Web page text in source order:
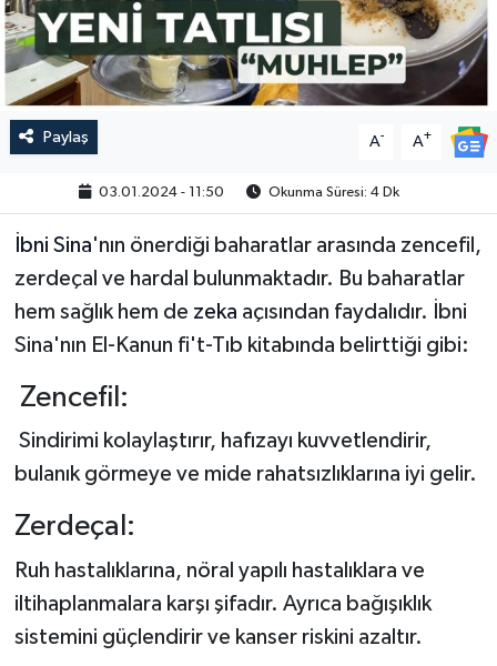
Paylaş A- A+
03.01.2024 - 11:50 Okunma Süresi: 4 Dk
İbni Sina'nın önerdiği baharatlar arasında zencefil,
zerdeçal ve hardal bulunmaktadır. Bu baharatlar
hem sağlık hem de zeka açısından faydalıdır. İbni
Sina'nın El-Kanun fi't-Tıb kitabında belirttiği gibi:
Zencefil:
Sindirimi kolaylaştırır, hafızayı kuvvetlendirir,
bulanık görmeye ve mide rahatsızlıklarına iyi gelir.
Zerdeçal:
Ruh hastalıklarına, nöral yapılı hastalıklara ve
iltihaplanmalara karşı şifadır. Ayrıca bağışıklık
sistemini güçlendirir ve kanser riskini azaltır.